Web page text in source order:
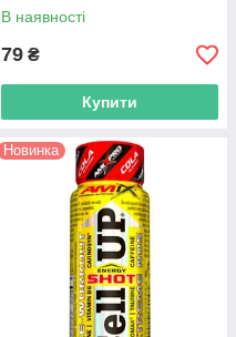
В наявності
79 ₴
Купити
Новинка